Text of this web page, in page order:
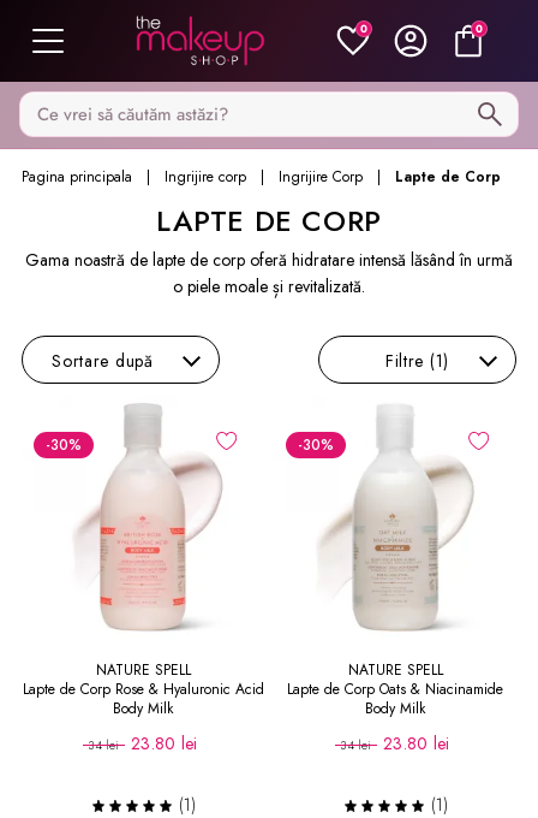
0 0
Caută pe MakeupShop
Pagina principala Ingrijire corp Ingrijire Corp Lapte de Corp
LAPTE DE CORP
Gama noastră de lapte de corp oferă hidratare intensă lăsând în urmă
o piele moale și revitalizată.
Sortare după Filtre (1)
-30%
NATURE SPELL
Lapte de Corp Rose & Hyaluronic Acid
Body Milk
34 lei 23.80 lei
(1)
-30%
NATURE SPELL
Lapte de Corp Oats & Niacinamide
Body Milk
34 lei 23.80 lei
(1)